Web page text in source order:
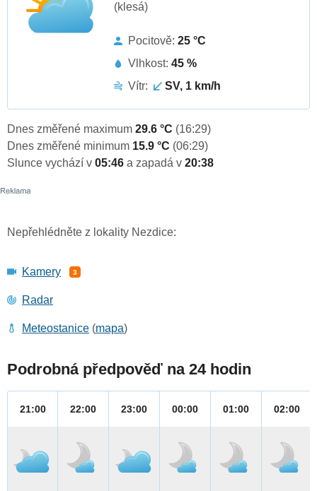
(klesá)
Pocitově: 25 °C
Vlhkost: 45 %
Vítr:
SV, 1 km/h
Dnes změřené maximum 29.6 °C (16:29)
Dnes změřené minimum 15.9 °C (06:29)
Slunce vychází v 05:46 a zapadá v 20:38
Nepřehlédněte z lokality Nezdice:
Kamery 3
Radar
Meteostanice (mapa)
Podrobná předpověď na 24 hodin
21:00 22:00 23:00 00:00 01:00 02:00